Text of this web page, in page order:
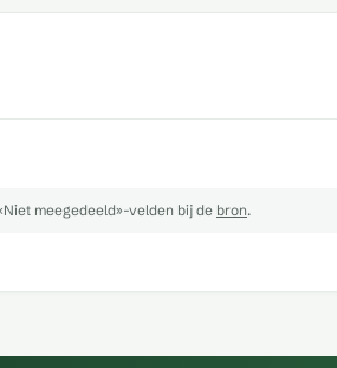
meegedeeld»-velden bij de bron.